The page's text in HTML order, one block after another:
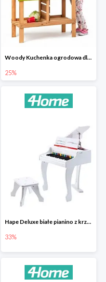
Woody Kuchenka ogrodowa dla dzieci Rosalie
25%
Hape Deluxe białe pianino z krzesłem -33%
33%